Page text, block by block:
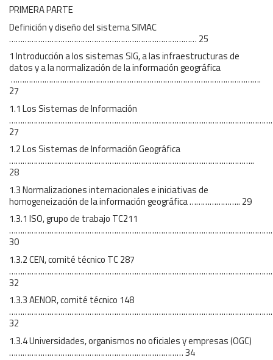
PRIMERA PARTE
Definición y diseño del sistema SIMAC
………………………………………………………………………… 25
1 Introducción a los sistemas SIG, a las infraestructuras de
datos y a la normalización de la información geográfica
………………………………………………………………………………………………….
27
1.1 Los Sistemas de Información
27
1.2 Los Sistemas de Información Geográfica
………………………………………………………………………………………………..
28
1.3 Normalizaciones internacionales e iniciativas de
homogeneización de la información geográfica ………………….. 29
1.3.1 ISO, grupo de trabajo TC211
30
1.3.2 CEN, comité técnico TC 287
32
1.3.3 AENOR, comité técnico 148
32
1.3.4 Universidades, organismos no oficiales y empresas (OGC)
…………………………………………………………………… 34